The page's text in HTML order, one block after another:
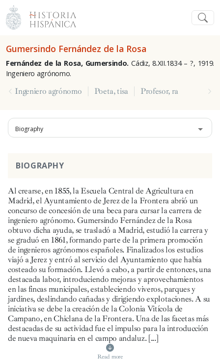
Gumersindo Fernández de la Rosa
Fernández de la Rosa, Gumersindo.Cádiz, 8.XII.1834 – ?, 1919.
Ingeniero agrónomo.
Ingeniero agrónomo Poeta, tisa Profesor, ra
Biography
BIOGRAPHY
Al crearse, en 1855, la Escuela Central de Agricultura en
Madrid, el Ayuntamiento de Jerez de la Frontera abrió un
concurso de concesión de una beca para cursar la carrera de
ingeniero agrónomo. Gumersindo Fernández de la Rosa
obtuvo dicha ayuda, se trasladó a Madrid, estudió la carrera y
se graduó en 1861, formando parte de la primera promoción
de ingenieros agrónomos españoles. Finalizados los estudios
viajó a Jerez y entró al servicio del Ayuntamiento que había
costeado su formación. Llevó a cabo, a partir de entonces, una
destacada labor, introduciendo mejoras y aprovechamientos
en las fincas municipales, estableciendo viveros, parques y
jardines, deslindando cañadas y dirigiendo explotaciones. A su
iniciativa se debe la creación de la Colonia Vitícola de
Campano, en Chiclana de la Frontera. Una de las facetas más
destacadas de su actividad fue el impulso para la introducción
de nueva maquinaria en el campo andaluz.[...]
Read more